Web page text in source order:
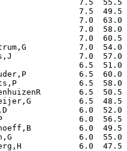
7.5  55.5
7.5  49.5
7.0  63.0
7.0  58.0
7.0  60.5
7.0  54.0
7.0  57.0
6.5  51.0
6.5  60.0
6.5  58.0
6.5  50.5
6.5  48.5
6.0  52.0
6.0  56.5
6.0  49.5
6.0  55.0
6.0  47.5